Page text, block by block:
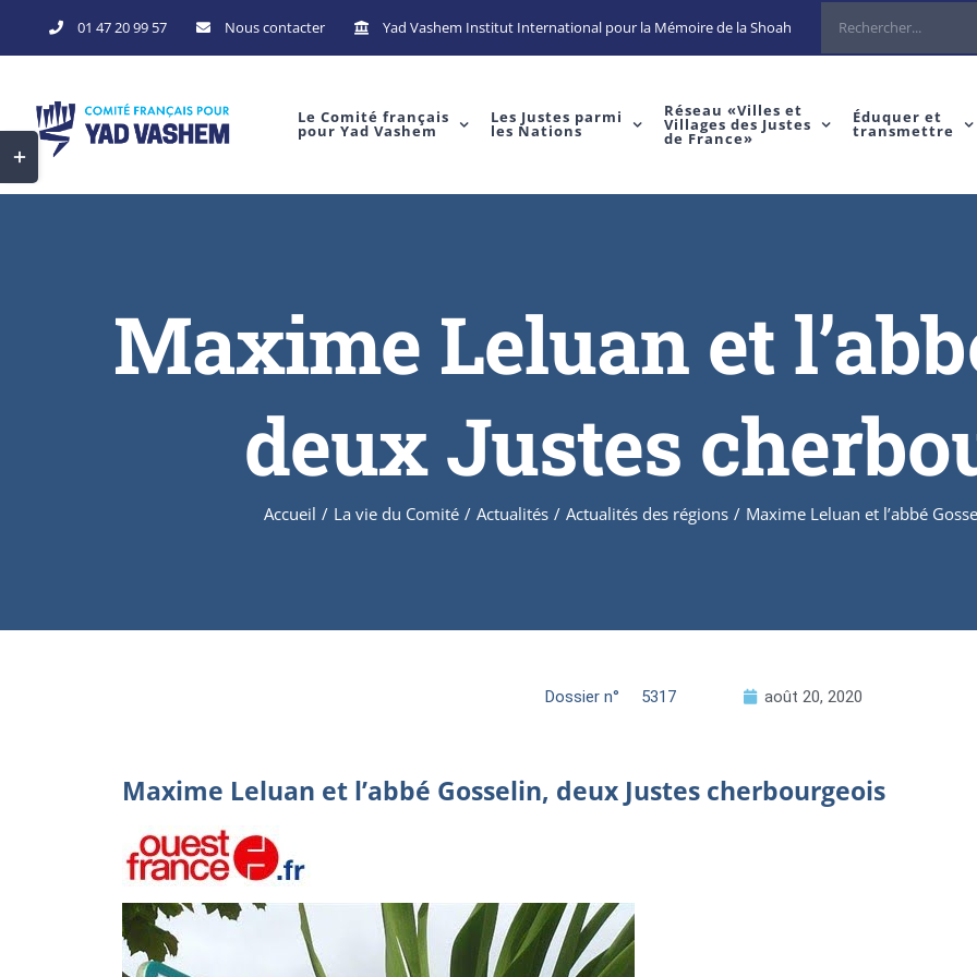
01 47 20 99 57 Nous contacter Yad Vashem Institut International pour la Mémoire de la Shoah
Le Comité français
pour Yad Vashem
Les Justes parmi
les Nations
Réseau «Villes et
Villages des Justes
de France»
Éduquer et
transmettre
Maxime Leluan et
deux Justes
Accueil / La vie du Comité / Actualités / Actualités des régions / Maxime Leluan et l’abbé
Dossier n° 5317 août 20, 2020
Maxime Leluan et l’abbé Gosselin, deux Justes cherbourgeois